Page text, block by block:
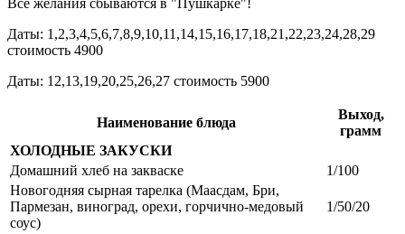
Все желания сбываются в "Пушкарке"!
Даты: 1,2,3,4,5,6,7,8,9,10,11,14,15,16,17,18,21,22,23,24,28,29
стоимость 4900
Даты: 12,13,19,20,25,26,27 стоимость 5900
Наименование блюда
Выход,
грамм
ХОЛОДНЫЕ ЗАКУСКИ
Домашний хлеб на закваске
1/100
Новогодняя сырная тарелка (Маасдам, Бри,
Пармезан, виноград, орехи, горчично-медовый
соус)
1/50/20